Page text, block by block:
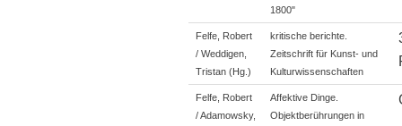
1800"
Felfe, Robert
/ Weddigen,
Tristan (Hg.)
kritische berichte.
Zeitschrift für Kunst- und
Kulturwissenschaften
Felfe, Robert
/ Adamowsky,
Affektive Dinge.
Objektberührungen in